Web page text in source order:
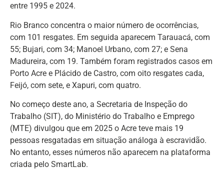
entre 1995 e 2024.
Rio Branco concentra o maior número de ocorrências,
com 101 resgates. Em seguida aparecem Tarauacá, com
55; Bujari, com 34; Manoel Urbano, com 27; e Sena
Madureira, com 19. Também foram registrados casos em
Porto Acre e Plácido de Castro, com oito resgates cada,
Feijó, com sete, e Xapuri, com quatro.
No começo deste ano, a Secretaria de Inspeção do
Trabalho (SIT), do Ministério do Trabalho e Emprego
(MTE) divulgou que em 2025 o Acre teve mais 19
pessoas resgatadas em situação análoga à escravidão.
No entanto, esses números não aparecem na plataforma
criada pelo SmartLab.